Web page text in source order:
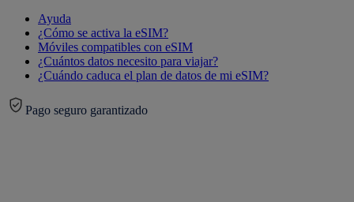
Ayuda
¿Cómo se activa la eSIM?
Móviles compatibles con eSIM
¿Cuántos datos necesito para viajar?
¿Cuándo caduca el plan de datos de mi eSIM?
Pago seguro garantizado